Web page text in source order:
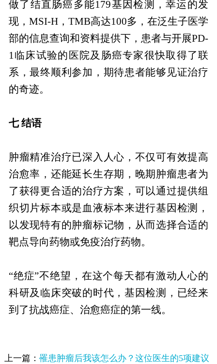
做了结直肠癌多能179基因检测，幸运的发
现，MSI-H，TMB高达100多，在泛生子医学
部的信息查询和资料提供下，患者与开展PD-
1临床试验的医院及肠癌专家很快取得了联
系，最终顺利参加，期待患者能够见证治疗
的奇迹。
七 结语
肿瘤精准治疗已深入人心，不仅可有效提高
治愈率，还能延长生存期，晚期肿瘤患者为
了获得更合适的治疗方案，可以通过提供组
织切片标本或是血液标本来进行基因检测，
以发现特有的肿瘤标记物，从而选择合适的
靶点导向药物或免疫治疗药物。
“绝症”不绝望，在这个每天都有激动人心的
科研及临床突破的时代，基因检测，已经来
到了抗战癌症、治愈癌症的第一线。
上一篇： 罹患肿瘤后我该怎么办？这位医生的5项建议